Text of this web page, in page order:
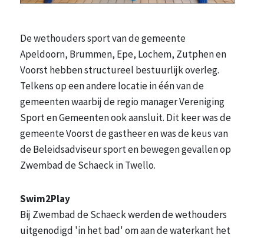
De wethouders sport van de gemeente
Apeldoorn, Brummen, Epe, Lochem, Zutphen en
Voorst hebben structureel bestuurlijk overleg.
Telkens op een andere locatie in één van de
gemeenten waarbij de regio manager Vereniging
Sport en Gemeenten ook aansluit. Dit keer was de
gemeente Voorst de gastheer en was de keus van
de Beleidsadviseur sport en bewegen gevallen op
Zwembad de Schaeck in Twello.
Swim2Play
Bij Zwembad de Schaeck werden de wethouders
uitgenodigd 'in het bad' om aan de waterkant het